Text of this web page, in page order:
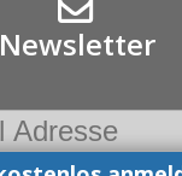
Newsletter